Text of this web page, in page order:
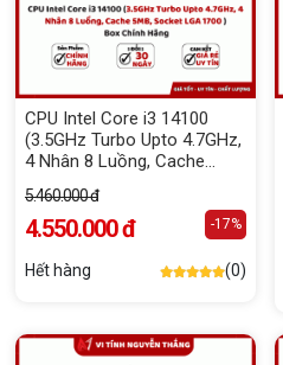
CPU Intel Core i3 14100
(3.5GHz Turbo Upto 4.7GHz,
4 Nhân 8 Luồng, Cache
Box Chính Hãng
5.460.000 đ
4.550.000 đ -17%
Hết hàng (0)